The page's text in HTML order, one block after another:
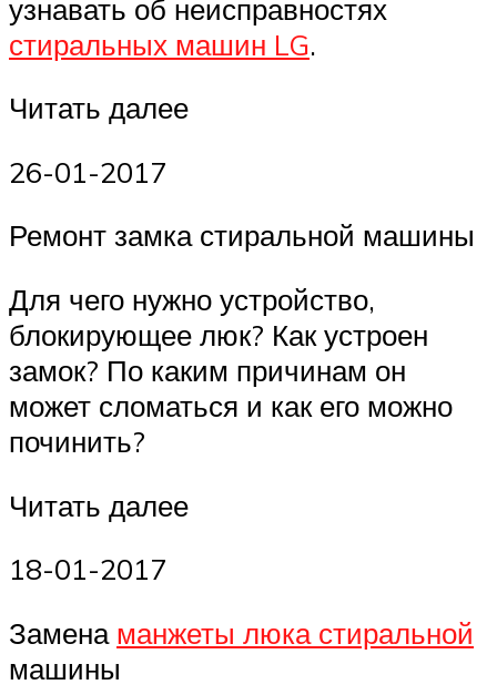
узнавать об неисправностях
стиральных машин LG.
Читать далее
26-01-2017
Ремонт замка стиральной машины
Для чего нужно устройство,
блокирующее люк? Как устроен
замок? По каким причинам он
может сломаться и как его можно
починить?
Читать далее
18-01-2017
Замена манжеты люка стиральной
машины